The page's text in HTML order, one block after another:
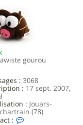
gourou
: 3068
: 17 sept. 2007,
: Jouars-
(78)
: